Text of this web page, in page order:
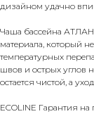
дизайном удачно
Чаша бассейна
материала, который
температурных
швов и острых углов
остается чистой, а
ECOLINE Гарантия